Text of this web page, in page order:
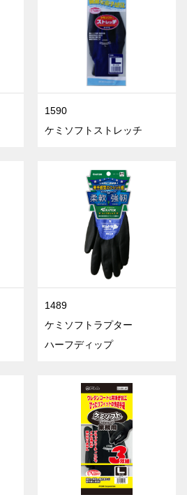
1590
ケミソフトストレッチ
1489
ケミソフトラプター
ハーフディップ